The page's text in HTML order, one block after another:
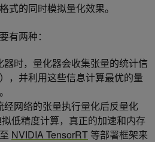
式的同时模拟量化效果。
有两种：
器时，量化器会收集张量的统计信
，并利用这些信息计算最优的量
经网络的张量执行量化后反量化
拟低精度计算，真正的加速和内存
NVIDIA TensorRT等部署框架来